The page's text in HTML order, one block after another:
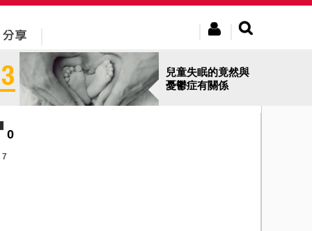
兒童失眠的竟然與
憂鬱症有關係
0
7